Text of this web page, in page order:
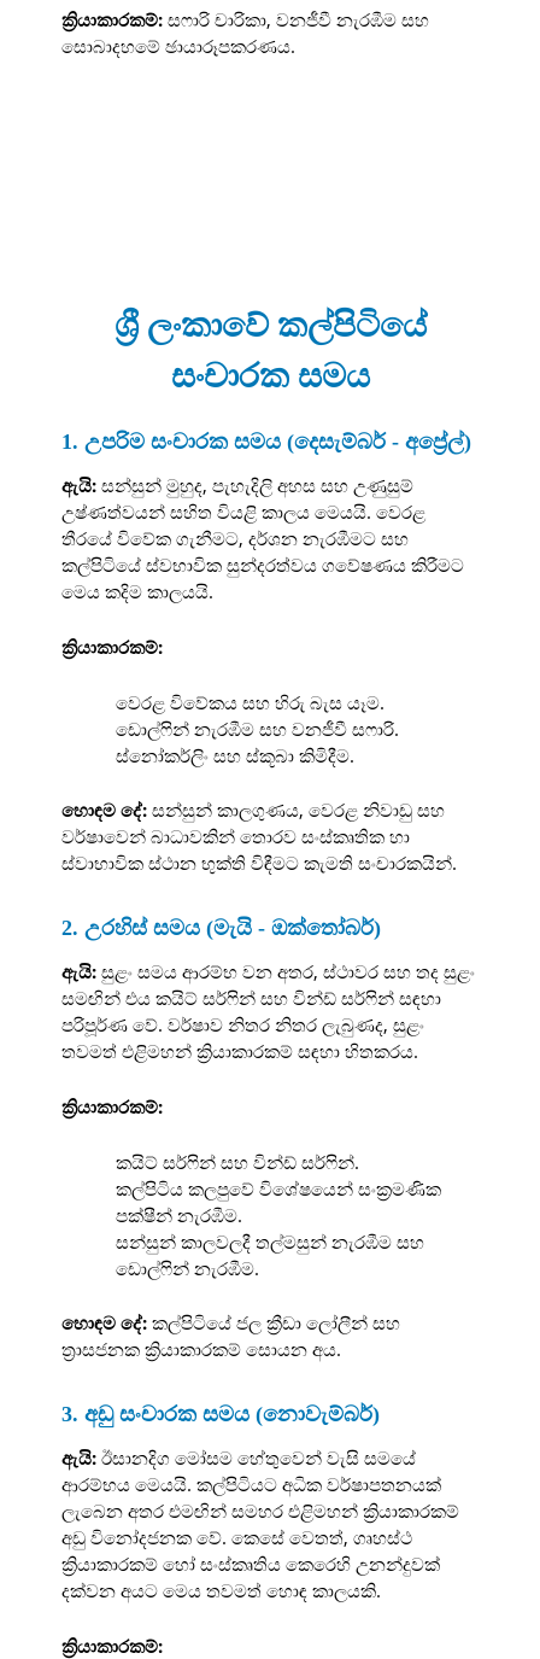
ක්‍රියාකාරකම්: සෆාරි චාරිකා, වනජීවී නැරඹීම සහ
සොබාදහමේ ඡායාරූපකරණය.
ශ්‍රී ලංකාවේ කල්පිටියේ
සංචාරක සමය
1. උපරිම සංචාරක සමය (දෙසැම්බර් - අප්‍රේල්)
ඇයි: සන්සුන් මුහුද, පැහැදිලි අහස සහ උණුසුම්
උෂ්ණත්වයන් සහිත වියළි කාලය මෙයයි. වෙරළ
තීරයේ විවේක ගැනීමට, දර්ශන නැරඹීමට සහ
කල්පිටියේ ස්වභාවික සුන්දරත්වය ගවේෂණය කිරීමට
මෙය කදිම කාලයයි.
ක්‍රියාකාරකම්:
වෙරළ විවේකය සහ හිරු බැස යෑම.
ඩොල්ෆින් නැරඹීම සහ වනජීවී සෆාරි.
ස්නෝකර්ලිං සහ ස්කූබා කිමිදීම.
හොඳම දේ: සන්සුන් කාලගුණය, වෙරළ නිවාඩු සහ
වර්ෂාවෙන් බාධාවකින් තොරව සංස්කෘතික හා
ස්වාභාවික ස්ථාන භුක්ති විඳීමට කැමති සංචාරකයින්.
2. උරහිස් සමය (මැයි - ඔක්තෝබර්)
ඇයි: සුළං සමය ආරම්භ වන අතර, ස්ථාවර සහ තද සුළං
සමඟින් එය කයිට් සර්ෆින් සහ වින්ඩ් සර්ෆින් සඳහා
පරිපූර්ණ වේ. වර්ෂාව නිතර නිතර ලැබුණද, සුළං
තවමත් එළිමහන් ක්‍රියාකාරකම් සඳහා හිතකරය.
ක්‍රියාකාරකම්:
කයිට් සර්ෆින් සහ වින්ඩ් සර්ෆින්.
කල්පිටිය කලපුවේ විශේෂයෙන් සංක්‍රමණික
පක්ෂීන් නැරඹීම.
සන්සුන් කාලවලදී තල්මසුන් නැරඹීම සහ
ඩොල්ෆින් නැරඹීම.
හොඳම දේ: කල්පිටියේ ජල ක්‍රීඩා ලෝලීන් සහ
ත්‍රාසජනක ක්‍රියාකාරකම් සොයන අය.
3. අඩු සංචාරක සමය (නොවැම්බර්)
ඇයි: ඊසානදිග මෝසම හේතුවෙන් වැසි සමයේ
ආරම්භය මෙයයි. කල්පිටියට අධික වර්ෂාපතනයක්
ලැබෙන අතර එමඟින් සමහර එළිමහන් ක්‍රියාකාරකම්
අඩු විනෝදජනක වේ. කෙසේ වෙතත්, ගෘහස්ථ
ක්‍රියාකාරකම් හෝ සංස්කෘතිය කෙරෙහි උනන්දුවක්
දක්වන අයට මෙය තවමත් හොඳ කාලයකි.
ක්‍රියාකාරකම්: